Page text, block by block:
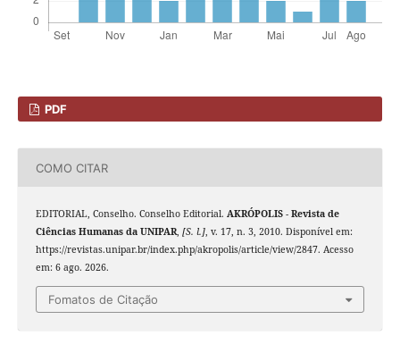
PDF
COMO CITAR
EDITORIAL, Conselho. Conselho Editorial. AKRÓPOLIS - Revista de
Ciências Humanas da UNIPAR, [S. l.], v. 17, n. 3, 2010. Disponível em:
https://revistas.unipar.br/index.php/akropolis/article/view/2847. Acesso
em: 6 ago. 2026.
Fomatos de Citação